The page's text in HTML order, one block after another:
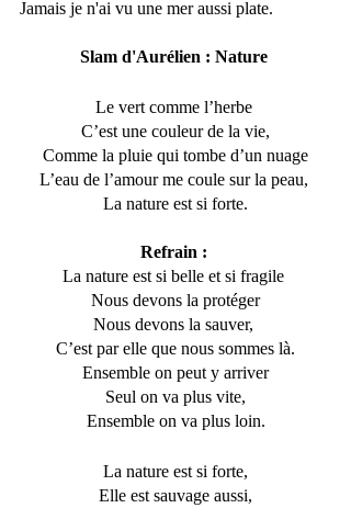
Jamais je n'ai vu une mer aussi plate.
Slam d'Aurélien : Nature
Le vert comme l’herbe
C’est une couleur de la vie,
Comme la pluie qui tombe d’un nuage
L’eau de l’amour me coule sur la peau,
La nature est si forte.
Refrain :
La nature est si belle et si fragile
Nous devons la protéger
Nous devons la sauver,
C’est par elle que nous sommes là.
Ensemble on peut y arriver
Seul on va plus vite,
Ensemble on va plus loin.
La nature est si forte,
Elle est sauvage aussi,